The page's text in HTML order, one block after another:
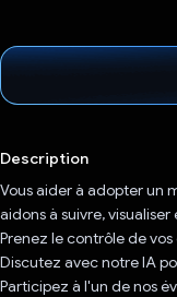
Description
Vous aider à adopter un
aidons à suivre,
Prenez le contrôle de
Discutez avec notre IA
Participez à l'un de nos